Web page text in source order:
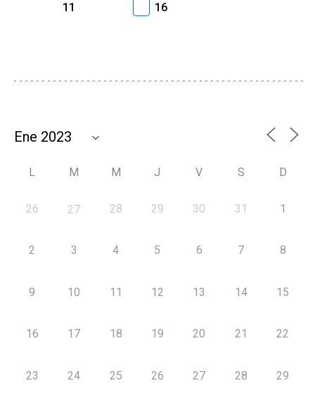
11
16
L M M J V S D
26 27 28 29 30 31 1
2 3 4 5 6 7 8
9 10 11 12 13 14 15
16 17 18 19 20 21 22
23 24 25 26 27 28 29